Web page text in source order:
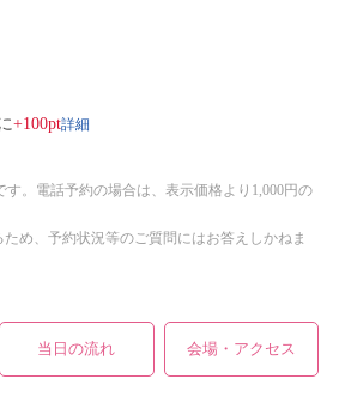
+100pt詳細
。電話予約の場合は、表示価格より1,000円の
め、予約状況等のご質問にはお答えしかねま
当日の流れ 会場・アクセス